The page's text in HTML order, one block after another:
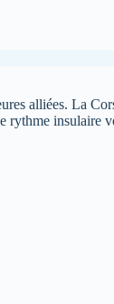
alliées. La
rythme